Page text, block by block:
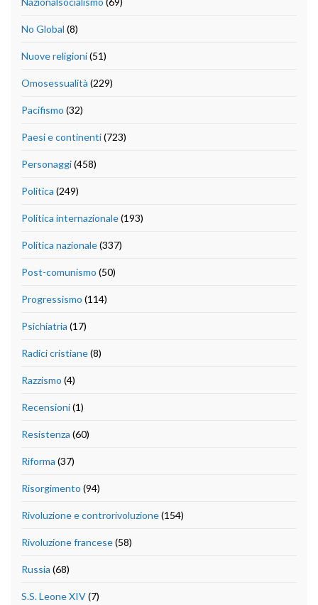
No Global (8)
Nuove religioni(51)
Omosessualità (229)
Pacifismo (32)
Paesi e continenti(723)
Personaggi(458)
Politica (249)
Politica internazionale(193)
Politica nazionale(337)
Post-comunismo (50)
Progressismo (114)
Psichiatria (17)
Radici cristiane(8)
Razzismo (4)
Recensioni(1)
Resistenza (60)
Riforma (37)
Risorgimento (94)
Rivoluzione e controrivoluzione(154)
Rivoluzione francese(58)
Russia (68)
S.S. Leone XIV(7)